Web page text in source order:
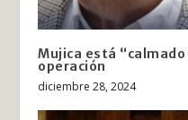
Mujica está
operación
diciembre 28, 2024